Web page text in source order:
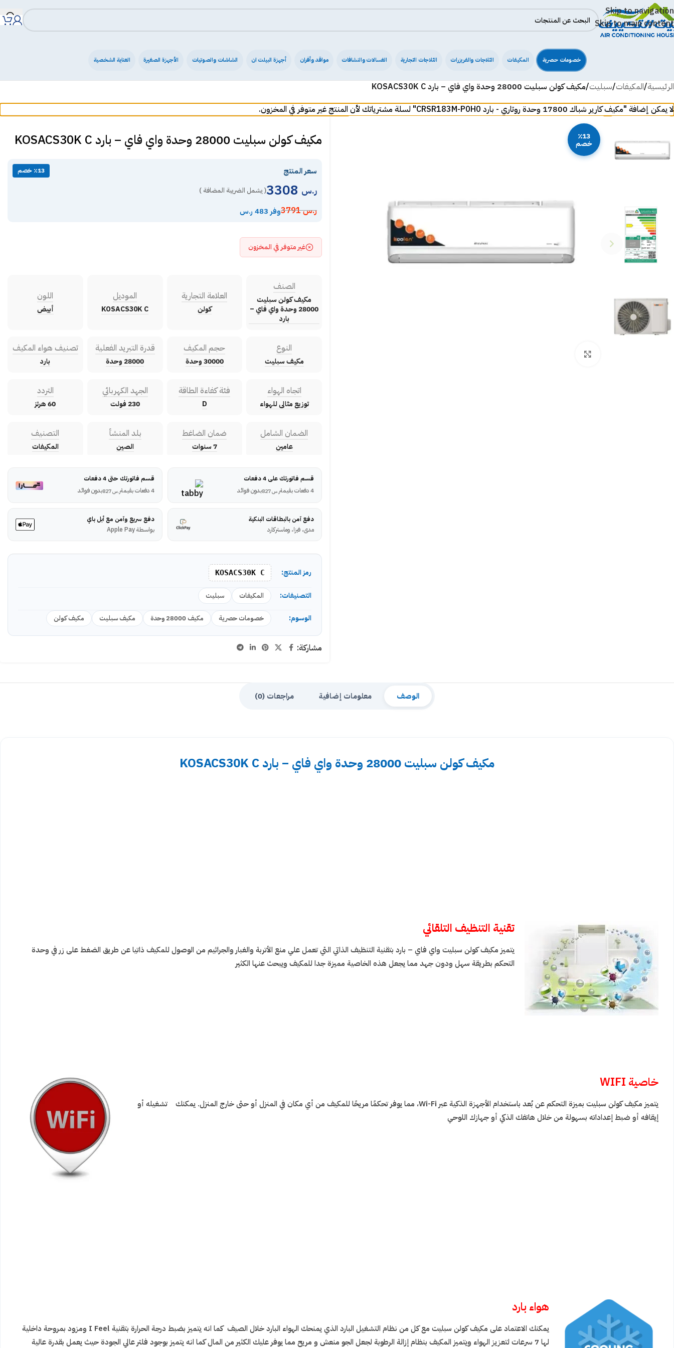
Skip to navigation
Skip to main content
خصومات حصرية المكيفات الثلاجات والفريزرات الثلاجات التجارية الغسالات والنشافات مواقد وأفران أجهزة البيلت ان الشاشات والصوتيات الأجهزة الصغيرة العناية الشخصية
الرئيسية/المكيفات/سبليت/مكيف كولن سبليت 28000 وحدة واي فاي – بارد KOSACS30K C
لا يمكن إضافة "مكيف كارير شباك 17800 وحدة روتاري - بارد CRSR183M-P0H0" لسلة مشترياتك لأن المنتج غير متوفر في المخزون.
٪13
خصم مكيف كولن سبليت 28000 وحدة واي فاي – بارد KOSACS30K C
سعر المنتج ٪13 خصم
ر.س ( يشمل الضريبة المضافة )
ر.س3791 وفر 483 ر.س
غير متوفر في المخزون
الصنف
مكيف كولن سبليت
28000 وحدة واي فاي –
بارد
العلامة التجارية
كولن
الموديل
KOSACS30K C
اللون
أبيض
النوع
مكيف سبليت
حجم المكيف
30000 وحدة
قدرة التبريد الفعلية
28000 وحدة
تصنيف هواء المكيف
بارد
اتجاه الهواء
توزيع مثالى للهواء
فئة كفاءة الطاقة
D
الجهد الكهربائي
230 فولت
التردد
60 هرتز
الضمان الشامل
عامين
ضمان الضاغط
7 سنوات
بلد المنشأ
الصين
التصنيف
المكيفات
قسم فاتورتك على 4 دفعات
4 دفعات بقيمة
ر.س بدون فوائد
قسم فاتورتك حتى 4 دفعات
4 دفعات بقيمة
ر.س827 بدون فوائد
دفع آمن بالبطاقات البنكية
مدى، فيزا، وماستركارد
دفع سريع وآمن مع أبل باي
بواسطة Apple Pay
رمز المنتج: KOSACS30K C
التصنيفات: المكيفات سبليت
الوسوم: خصومات حصرية مكيف 28000 وحدة مكيف سبليت مكيف كولن
مشاركة:
الوصف معلومات إضافية مراجعات (0)
مكيف كولن سبليت 28000 وحدة واي فاي – بارد KOSACS30K C
تقنية التنظيف التلقائي
يتميز مكيف كولن سبليت واي فاي – بارد بتقنية التنظيف الذاتي التي تعمل علي منع الأتربة والغبار والجراثيم من الوصول للمكيف ذاتيا عن طريق الضغط على زر في وحدة
التحكم بطريقة سهل ودون جهد مما يجعل هذه الخاصية مميزة جدا للمكيف ويبحث عنها الكثير
خاصية WIFI
يتميز مكيف كولن سبليت بميزة التحكم عن بُعد باستخدام الأجهزة الذكية عبر Wi-Fi، مما يوفر تحكمًا مريحًا للمكيف من أي مكان في المنزل أو حتى خارج المنزل. يمكنك تشغيله أو
إيقافه أو ضبط إعداداته بسهولة من خلال هاتفك الذكي أو جهازك اللوحي
هواء بارد
يمكنك الاعتماد على مكيف كولن سبليت مع كل من نظام التشغيل البارد الذي يمنحك الهواء البارد خلال الصيف كما انه يتميز بضبط درجة الحرارة بتقنية I Feel ومزود بمروحة داخلية
لها 7 سرعات لتعزيز الهواء ويتميز المكيف بنظام إزالة الرطوبة لجعل الجو منعش و مريح مما يوفر عليك الكثير من المال كما انه يتميز بوجود فلتر عالي الجودة حيث يعمل بقدرة عالية